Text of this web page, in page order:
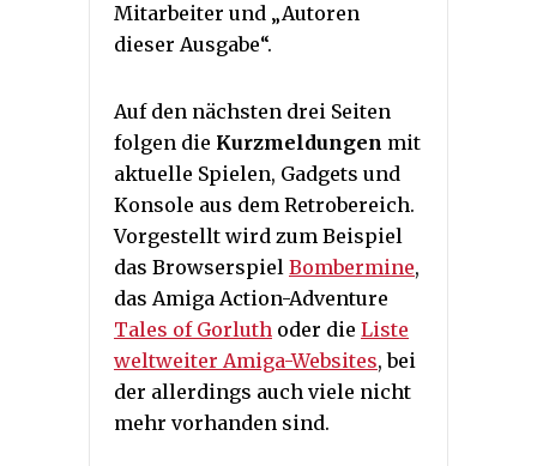
Mitarbeiter und „Autoren
dieser Ausgabe“.
Auf den nächsten drei Seiten
folgen die Kurzmeldungen mit
aktuelle Spielen, Gadgets und
Konsole aus dem Retrobereich.
Vorgestellt wird zum Beispiel
das Browserspiel Bombermine,
das Amiga Action-Adventure
Tales of Gorluth oder die Liste
weltweiter Amiga-Websites, bei
der allerdings auch viele nicht
mehr vorhanden sind.